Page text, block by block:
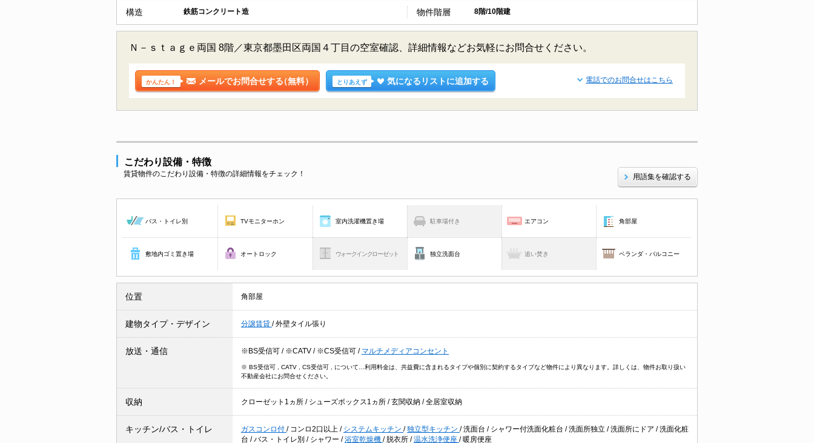
構造 鉄筋コンクリート造 物件階層 8階/10階建
Ｎ－ｓｔａｇｅ両国 8階／東京都墨田区両国４丁目の空室確認、詳細情報などお気軽にお問合せください。
かんたん！ メールでお問合せする（無料） とりあえず 気になるリストに追加する 電話でのお問合せはこちら
こだわり設備・特徴
賃貸物件のこだわり設備・特徴の詳細情報をチェック！ 用語集を確認する
バス・トイレ別 TVモニターホン 室内洗濯機置き場 駐車場付き エアコン 角部屋
敷地内ゴミ置き場 オートロック ウォークインクローゼット 独立洗面台 追い焚き ベランダ・バルコニー
位置 角部屋
建物タイプ・デザイン 分譲賃貸 /外壁タイル張り
放送・通信 ※BS受信可 / ※CATV / ※CS受信可 / マルチメディアコンセント
※ BS受信可 , CATV , CS受信可 , について…利用料金は、共益費に含まれるタイプや個別に契約するタイプなど物件により異なります。詳しくは、物件お取り扱い
不動産会社にお問合せください。
収納 クローゼット1ヵ所 / シューズボックス1ヵ所 /玄関収納 /全居室収納
キッチン/バス・トイレ ガスコンロ付 / コンロ2口以上 / システムキッチン /独立型キッチン /洗面台 / シャワー付洗面化粧台 /洗面所独立 /洗面所にドア /洗面化粧
台 /バス・トイレ別 / シャワー /浴室乾燥機 / 脱衣所 /温水洗浄便座 / 暖房便座